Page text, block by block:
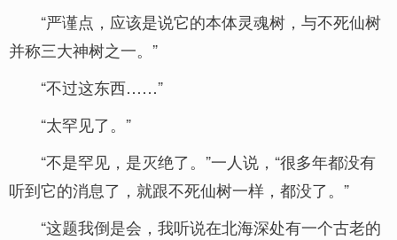
“严谨点，应该是说它的本体灵魂树，与不死仙树
并称三大神树之一。”
“不过这东西……”
“太罕见了。”
“不是罕见，是灭绝了。”一人说，“很多年都没有
听到它的消息了，就跟不死仙树一样，都没了。”
“这题我倒是会，我听说在北海深处有一个古老的